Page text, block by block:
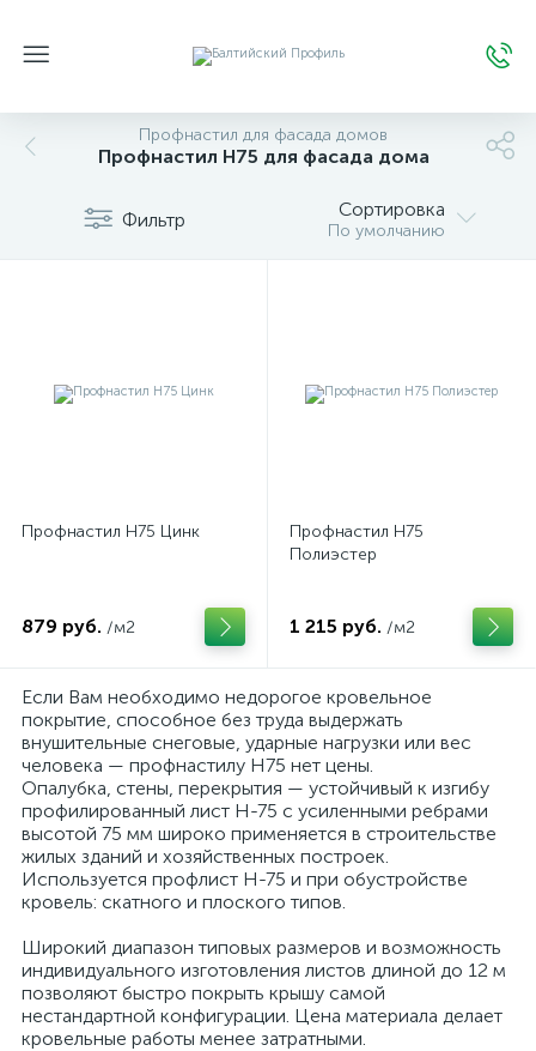
Профнастил для фасада домов
Профнастил H75 для фасада дома
Фильтр Сортировка
По умолчанию
Профнастил Н75 Цинк
879 руб. /м2
Профнастил Н75
Полиэстер
1 215 руб. /м2
Если Вам необходимо недорогое кровельное
покрытие, способное без труда выдержать
внушительные снеговые, ударные нагрузки или вес
человека — профнастилу Н75 нет цены.
Опалубка, стены, перекрытия — устойчивый к изгибу
профилированный лист Н-75 с усиленными ребрами
высотой 75 мм широко применяется в строительстве
жилых зданий и хозяйственных построек.
Используется профлист Н-75 и при обустройстве
кровель: скатного и плоского типов.
Широкий диапазон типовых размеров и возможность
индивидуального изготовления листов длиной до 12 м
позволяют быстро покрыть крышу самой
нестандартной конфигурации. Цена материала делает
кровельные работы менее затратными.